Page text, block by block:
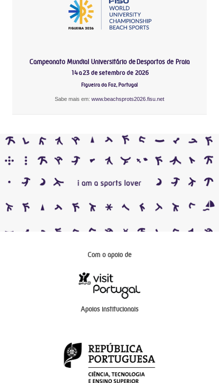
Campeonato Mundial Universitário de Desportos de Praia
14 a 23 de setembro de 2026
Figueira da Foz, Portugal
Sabe mais em: www.beachsprots2026.fisu.net
Com o apoio de
Apoios institucionais